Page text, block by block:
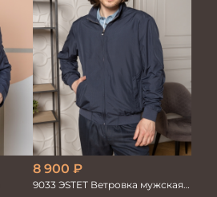
8 900 ₽
9033 ЭSTET Ветровка мужская